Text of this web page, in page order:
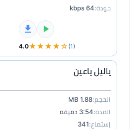
جودة:64 kbps
4.0★★★★☆ (1)
ياليل ياعين
الحجم:1.88 MB
المدة:3:54 دقيقة
إستماع:341